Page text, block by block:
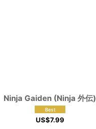
Ninja Gaiden (Ninja 外伝)
US$7.99